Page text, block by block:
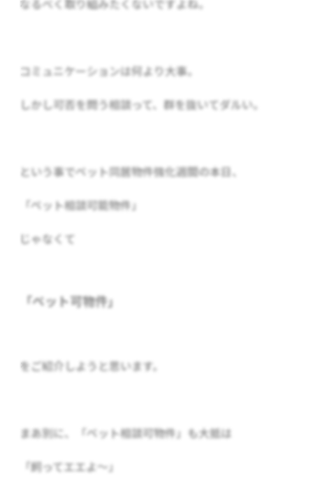
コミュニケーションは何より大事。
しかし可否を問う相談って、群を抜いてダルい。
という事でペット同居物件強化週間の本日、
「ペット相談可能物件」
じゃなくて
「ペット可物件」
をご紹介しようと思います。
まあ別に、「ペット相談可物件」も大抵は
「飼ってエエよ～」